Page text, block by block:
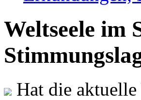
Weltseele im
Hat die aktuelle